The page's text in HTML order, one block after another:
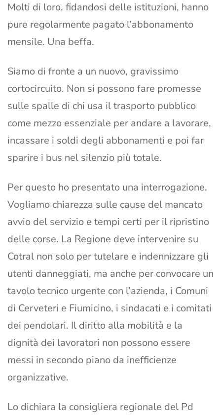
Molti di loro, fidandosi delle istituzioni, hanno
pure regolarmente pagato l’abbonamento
mensile. Una beffa.
Siamo di fronte a un nuovo, gravissimo
cortocircuito. Non si possono fare promesse
sulle spalle di chi usa il trasporto pubblico
come mezzo essenziale per andare a lavorare,
incassare i soldi degli abbonamenti e poi far
sparire i bus nel silenzio più totale.
Per questo ho presentato una interrogazione.
Vogliamo chiarezza sulle cause del mancato
avvio del servizio e tempi certi per il ripristino
delle corse. La Regione deve intervenire su
Cotral non solo per tutelare e indennizzare gli
utenti danneggiati, ma anche per convocare un
tavolo tecnico urgente con l’azienda, i Comuni
di Cerveteri e Fiumicino, i sindacati e i comitati
dei pendolari. Il diritto alla mobilità e la
dignità dei lavoratori non possono essere
messi in secondo piano da inefficienze
organizzative.
Lo dichiara la consigliera regionale del Pd